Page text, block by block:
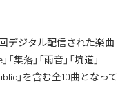
デジタル配信された楽曲
「集落」「雨音」「坑道」
」を含む全10曲となって